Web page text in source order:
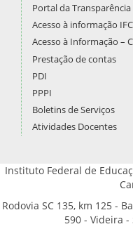
Portal da
Acesso à informação IFC
Acesso à Informação –
Prestação de contas
PDI
PPPI
Boletins de Serviços
Atividades Docentes
Instituto Federal de
Rodovia SC 135, km 125 -
590 - Videira -